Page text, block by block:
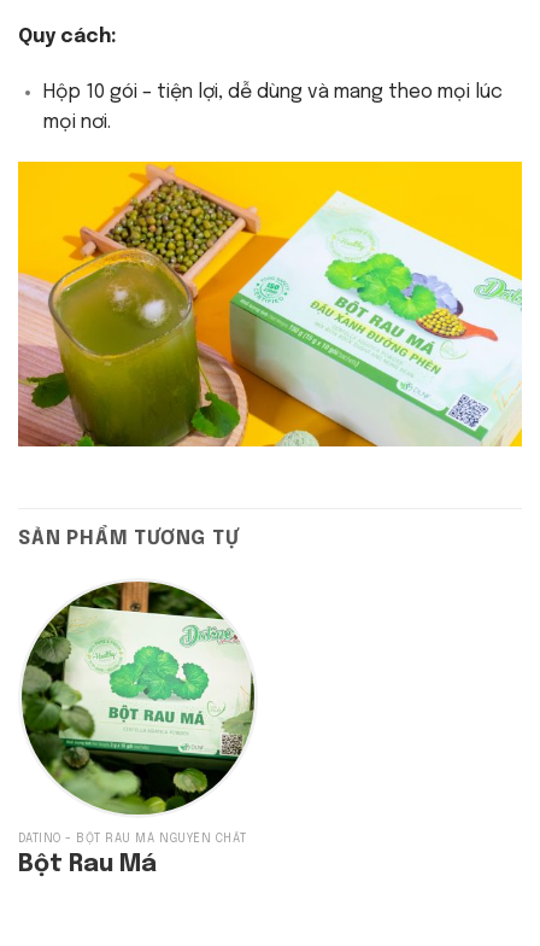
Quy cách:
Hộp 10 gói – tiện lợi, dễ dùng và mang theo mọi lúc
mọi nơi.
SẢN PHẨM TƯƠNG TỰ
DATINO - BỘT RAU MÁ NGUYÊN CHẤT
Bột Rau Má